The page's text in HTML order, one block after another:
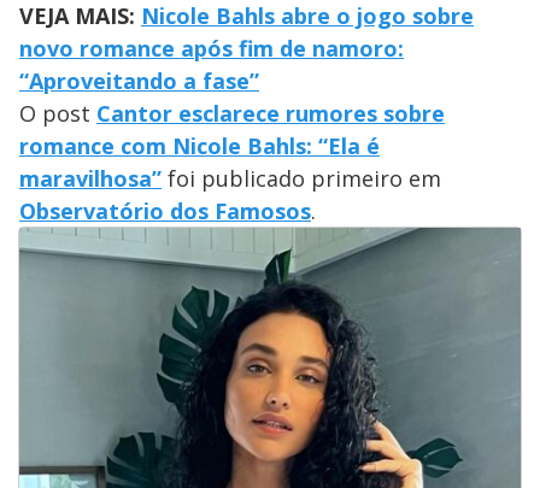
VEJA MAIS: Nicole Bahls abre o jogo sobre
novo romance após fim de namoro:
“Aproveitando a fase”
O post Cantor esclarece rumores sobre
romance com Nicole Bahls: “Ela é
maravilhosa” foi publicado primeiro em
Observatório dos Famosos.